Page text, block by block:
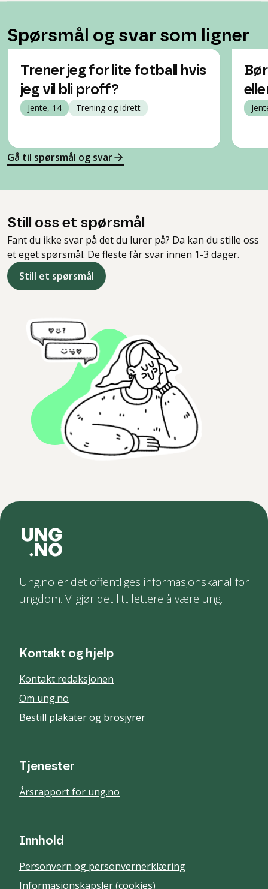
Spørsmål og svar som ligner
Trener jeg for lite fotball hvis
jeg vil bli proff?
Jente, 14 Trening og idrett
Gå til spørsmål og svar
Still oss et spørsmål
Fant du ikke svar på det du lurer på? Da kan du stille oss
et eget spørsmål. De fleste får svar innen 1-3 dager.
Still et spørsmål
Ung.no er det offentliges informasjonskanal for
ungdom. Vi gjør det litt lettere å være ung.
Kontakt og hjelp
Kontakt redaksjonen
Om ung.no
Bestill plakater og brosjyrer
Tjenester
Årsrapport for ung.no
Innhold
Personvern og personvernerklæring
Informasjonskapsler (cookies)